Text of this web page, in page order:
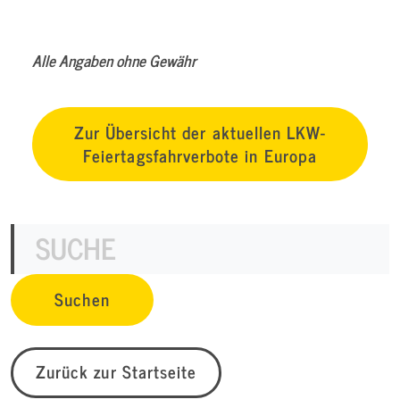
Alle Angaben ohne Gewähr
Zur Übersicht der aktuellen LKW-
Feiertagsfahrverbote in Europa
Zurück zur Startseite